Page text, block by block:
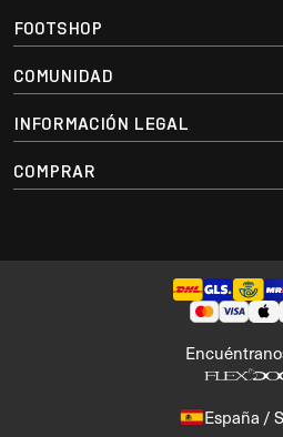
FOOTSHOP
COMUNIDAD
INFORMACIÓN LEGAL
COMPRAR
España /